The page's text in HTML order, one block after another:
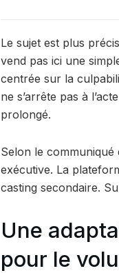
Le sujet est plus
vend pas ici une
centrée sur la
ne s’arrête pas à
prolongé.
Selon le communiqué
exécutive. La
casting secondaire.
Une
pour le